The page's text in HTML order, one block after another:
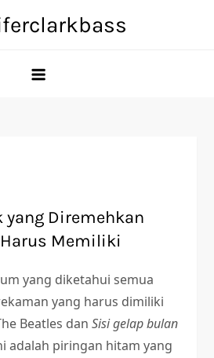
yang Diremehkan
Memiliki
yang diketahui semua
yang harus dimiliki
Beatles danSisi gelap bulan
adalah piringan hitam yang